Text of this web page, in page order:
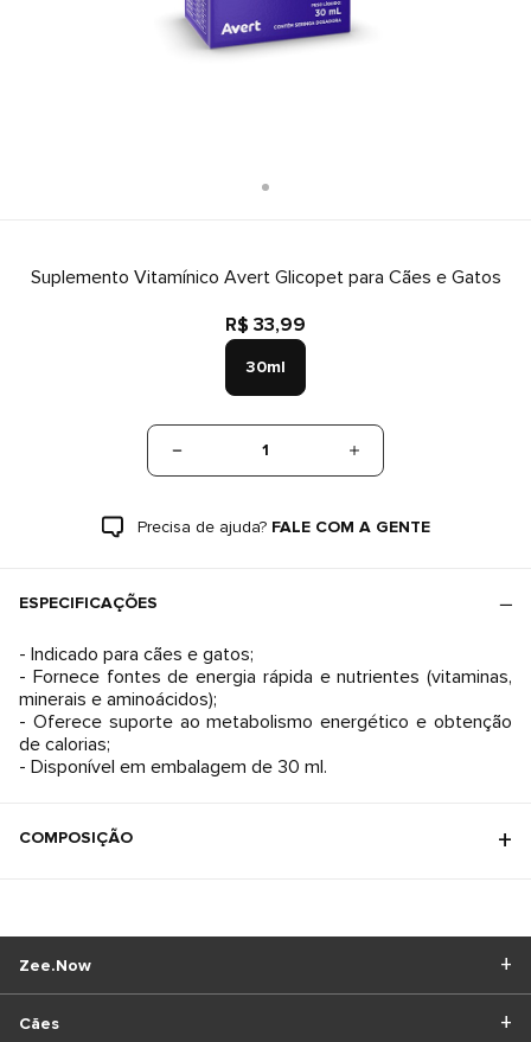
Suplemento Vitamínico Avert Glicopet para Cães e Gatos
R$ 33,99
30ml
1
Precisa de ajuda? FALE COM A GENTE
ESPECIFICAÇÕES
- Indicado para cães e gatos;
- Fornece fontes de energia rápida e nutrientes (vitaminas,
minerais e aminoácidos);
- Oferece suporte ao metabolismo energético e obtenção
de calorias;
- Disponível em embalagem de 30 ml.
COMPOSIÇÃO
Cães
Zee.Now